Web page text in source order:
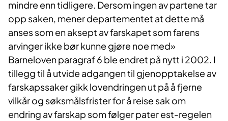
mindre enn tidligere. Dersom ingen av partene tar
opp saken, mener departementet at dette må
anses som en aksept av farskapet som farens
arvinger ikke bør kunne gjøre noe med»
Barneloven paragraf 6 ble endret på nytt i 2002. I
tillegg til å utvide adgangen til gjenopptakelse av
farskapssaker gikk lovendringen ut på å fjerne
vilkår og søksmålsfrister for å reise sak om
endring av farskap som følger pater est-regelen